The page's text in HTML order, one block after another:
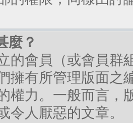
麼？
的會員（或會員群
擁有所管理版面之
權力。一般而言，
令人厭惡的文章。